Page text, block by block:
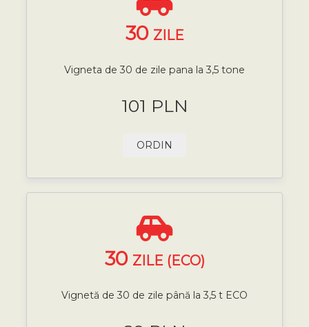
30 ZILE
Vigneta de 30 de zile pana la 3,5 tone
101 PLN
ORDIN
30 ZILE (ECO)
Vignetă de 30 de zile până la 3,5 t ECO